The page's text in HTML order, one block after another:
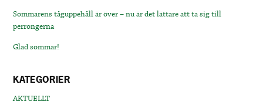
Sommarens tåguppehåll är över – nu är det lättare att ta sig till
perrongerna
Glad sommar!
KATEGORIER
AKTUELLT